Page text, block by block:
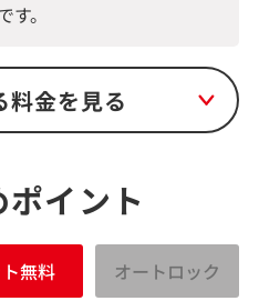
。
料金を見る
イント
無料 オートロック